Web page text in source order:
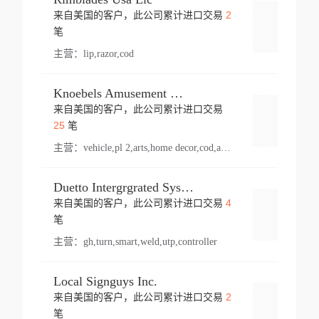
来自美国的客户，此公司累计进口交易 2
笔
主营： lip,razor,cod
Knoebels Amusement Resort
来自美国的客户，此公司累计进口交易
25笔
主营： vehicle,pl 2,arts,home decor,cod,amusement ride,sea
Duetto Intergrgrated Systems Inc.
来自美国的客户，此公司累计进口交易 4
笔
主营： gh,turn,smart,weld,utp,controller
Local Signguys Inc.
来自美国的客户，此公司累计进口交易 2
笔